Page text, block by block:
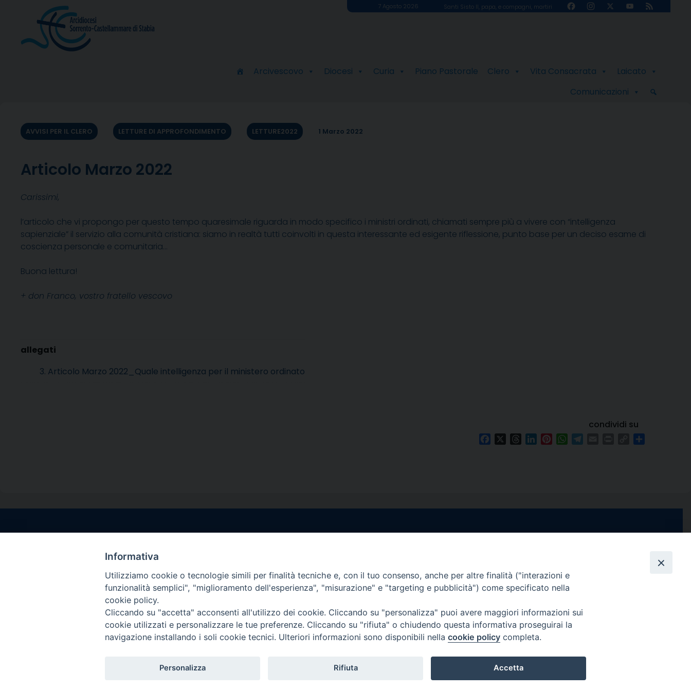
7 Agosto 2026 Santi Sisto II, papa, e compagni, martiri FacebookInstagram
X
YouTube
Feed
Arcivescovo Diocesi Curia Piano Pastorale Clero Vita Consacrata
Laicato
Comunicazioni
AVVISI PER IL CLERO LETTURE DI APPROFONDIMENTO LETTURE2022 1 Marzo 2022
Articolo Marzo 2022
Carissimi,
l’articolo che vi propongo per questo tempo quaresimale riguarda in modo specifico i ministri ordinati, chiamati sempre più a vivere con “intelligenza
sapienziale” il servizio alla comunità cristiana: siamo in realtà tutti coinvolti in questa interessante ed esigente riflessione, punto base per un deciso esame di
coscienza personale e comunitaria…
Buona lettura!
+ don Franco, vostro fratello vescovo
3. Articolo Marzo 2022_Quale intelligenza per il ministero ordinato
condividi su
FacebookThreadsLinkedInPinterestWhatsApp
Copy
Via Santa Maria della Pietà, 44 – 80067
Sorrento (NA)
tel. 0818781244
Giorni ed Orari Apertura Uffici:
Venerdì ore 09:30 – 12:30
———————————————————–
PEC:diocesisorrentocastellammare@pec.it
tel. 0818714501
Giorni ed Orari Apertura Uffici:
Uffici Matrimoni:
Lunedì e Mercoledì ore 09:30 – 12:30
YouTube
Channel
Feed
Informativa Privacy
COPYRIGHT © 2013-2025
Informativa
Utilizziamo cookie o tecnologie simili per finalità tecniche e, con il tuo consenso, anche per altre finalità ("interazioni e
funzionalità semplici", "miglioramento dell'esperienza", "misurazione" e "targeting e pubblicità") come specificato nella
cookie policy.
Cliccando su "accetta" acconsenti all'utilizzo dei cookie. Cliccando su "personalizza" puoi avere maggiori informazioni sui
cookie utilizzati e personalizzare le tue preferenze. Cliccando su "rifiuta" o chiudendo questa informativa proseguirai la
navigazione installando i soli cookie tecnici. Ulteriori informazioni sono disponibili nella cookie policy completa.
Personalizza Rifiuta Accetta